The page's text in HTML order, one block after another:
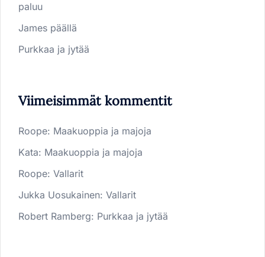
paluu
James päällä
Purkkaa ja jytää
Viimeisimmät kommentit
Roope: Maakuoppia ja majoja
Kata: Maakuoppia ja majoja
Roope: Vallarit
Jukka Uosukainen: Vallarit
Robert Ramberg: Purkkaa ja jytää